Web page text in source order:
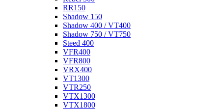
RR150
Shadow 150
Shadow 400 / VT400
Shadow 750 / VT750
Steed 400
VFR400
VFR800
VRX400
VT1300
VTR250
VTX1300
VTX1800